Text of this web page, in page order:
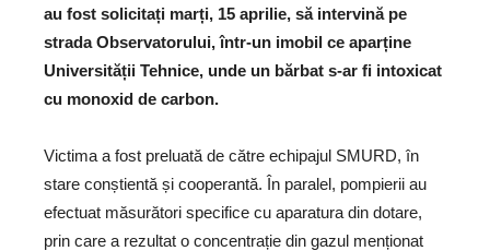
au fost solicitați marți, 15 aprilie, să intervină pe
strada Observatorului, într-un imobil ce aparține
Universității Tehnice, unde un bărbat s-ar fi intoxicat
cu monoxid de carbon.
Victima a fost preluată de către echipajul SMURD, în
stare conștientă și cooperantă. În paralel, pompierii au
efectuat măsurători specifice cu aparatura din dotare,
prin care a rezultat o concentrație din gazul menționat